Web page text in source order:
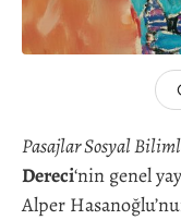
Pasajlar Sosyal
Dereci‘nin genel
Alper